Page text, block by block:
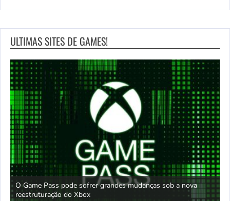
ULTIMAS SITES DE GAMES!
O Game Pass pode sofrer grandes mudanças sob a nova
reestruturação do Xbox